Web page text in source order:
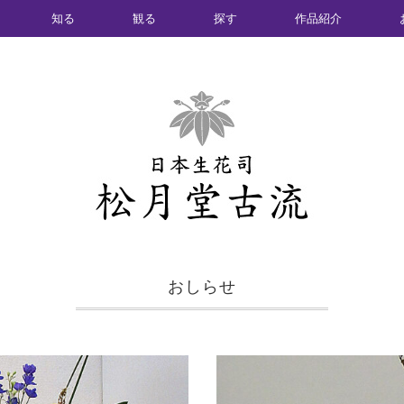
知る 観る 探す 作品紹介
おしらせ